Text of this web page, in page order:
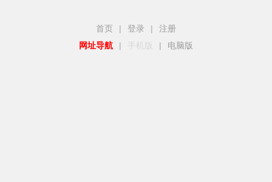
首页 | 登录 |
注册
网址导航
| 手机版 | 电脑版